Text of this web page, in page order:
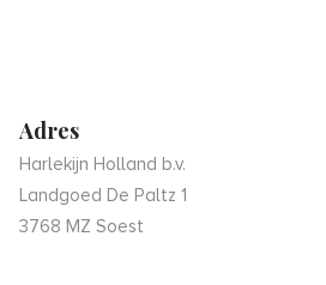
Adres
Harlekijn Holland b.v.
Landgoed De Paltz 1
3768 MZ Soest